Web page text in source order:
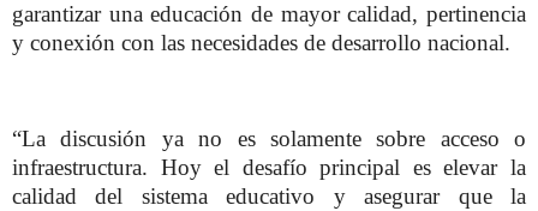
garantizar una educación de mayor calidad, pertinencia
y conexión con las necesidades de desarrollo nacional.
“La discusión ya no es solamente sobre acceso o
infraestructura. Hoy el desafío principal es elevar la
calidad del sistema educativo y asegurar que la